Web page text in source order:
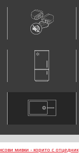
мивки - корито с отцедник